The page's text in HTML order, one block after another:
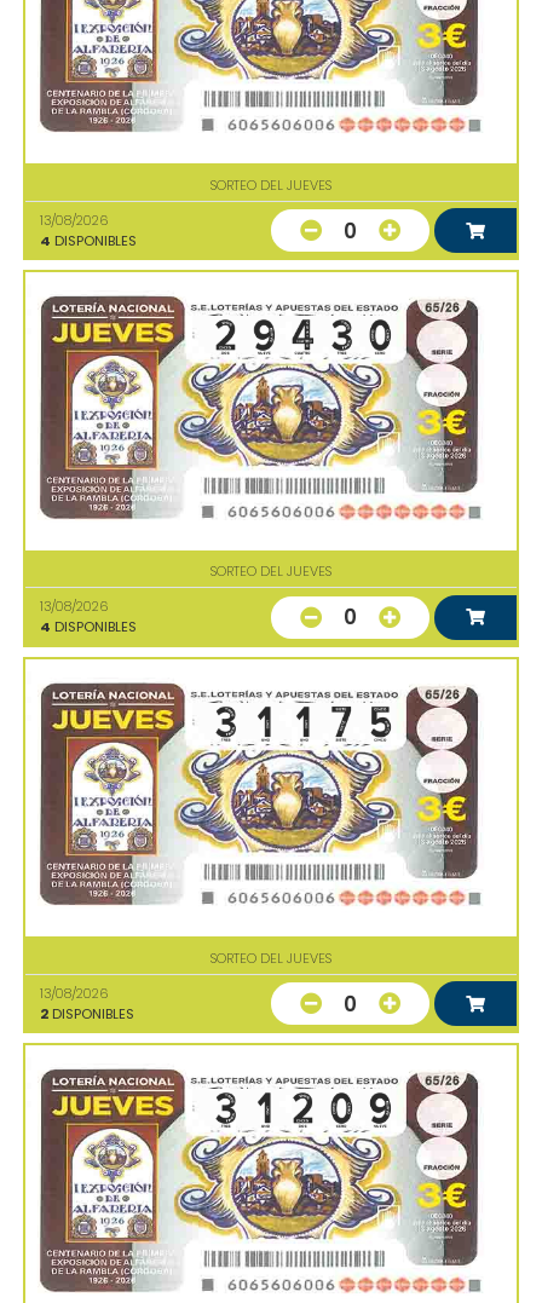
SORTEO DEL JUEVES
13/08/2026
4 DISPONIBLES 0
SORTEO DEL JUEVES
13/08/2026
4 DISPONIBLES 0
SORTEO DEL JUEVES
13/08/2026
2 DISPONIBLES 0